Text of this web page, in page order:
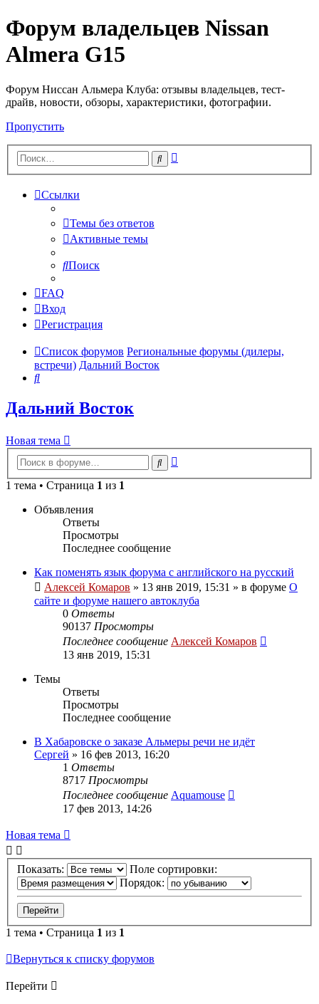
Форум владельцев Nissan
Almera G15
Форум Ниссан Альмера Клуба: отзывы владельцев, тест-
драйв, новости, обзоры, характеристики, фотографии.
Пропустить
Поиск
Ссылки
Темы без ответов
Активные темы
Поиск
FAQ
Вход
Регистрация
Список форумов Региональные форумы (дилеры,
встречи) Дальний Восток
Поиск
Дальний Восток
Новая тема
Поиск
1 тема • Страница 1 из 1
Объявления
Ответы
Просмотры
Последнее сообщение
Как поменять язык форума с английского на русский
Алексей Комаров » 13 янв 2019, 15:31 » в форуме О
сайте и форуме нашего автоклуба
0 Ответы
90137 Просмотры
Последнее сообщение Алексей Комаров
13 янв 2019, 15:31
Темы
Ответы
Просмотры
Последнее сообщение
В Хабаровске о заказе Альмеры речи не идёт
Сергей » 16 фев 2013, 16:20
1 Ответы
8717 Просмотры
Последнее сообщение Aquamouse
17 фев 2013, 14:26
Новая тема
Показать:
Поле сортировки:
Порядок:
1 тема • Страница 1 из 1
Вернуться к списку форумов
Перейти